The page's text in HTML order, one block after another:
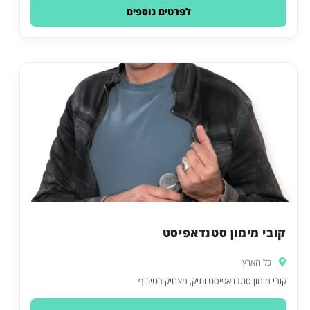
לפרטים נוספים
קובי מימון סטנדאפיסט
כל הארץ
קובי מימון סטנדאפיסט ותיק, מצחיק בטירוף